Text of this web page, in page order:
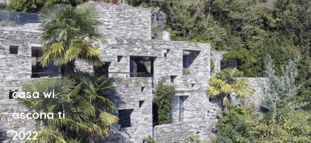
casa wi.
ascona ti
2022